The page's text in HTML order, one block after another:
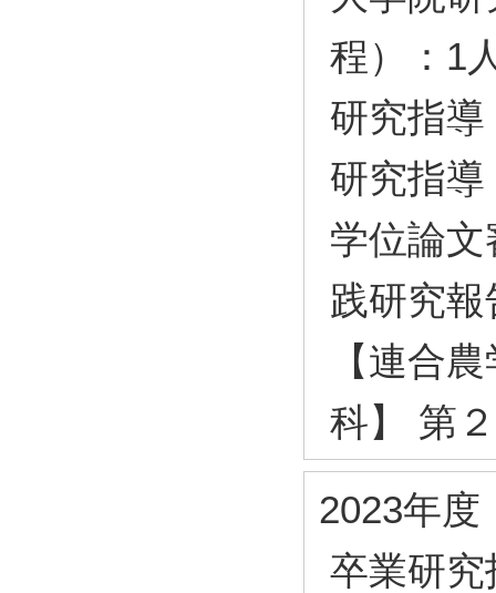
程）：1
研究指
研究指
学位論
践研究
【連合
科】 第
2023年度
卒業研